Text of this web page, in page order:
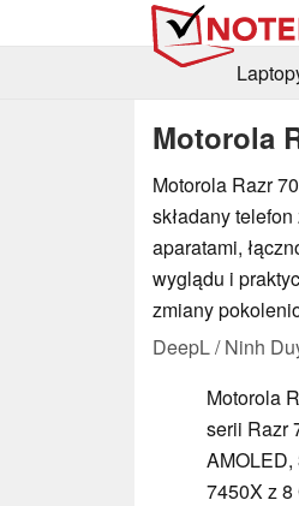
Motorola
Motorola Razr
składany
aparatami,
wyglądu i
zmiany
DeepL / Ninh
Motorola
serii Razr
AMOLED,
7450X z 8